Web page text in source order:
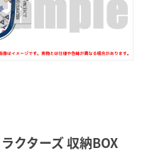
クターズ 収納BOX